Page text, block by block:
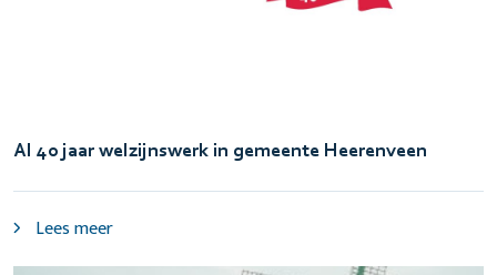
Al 40 jaar welzijnswerk in gemeente Heerenveen
Lees meer